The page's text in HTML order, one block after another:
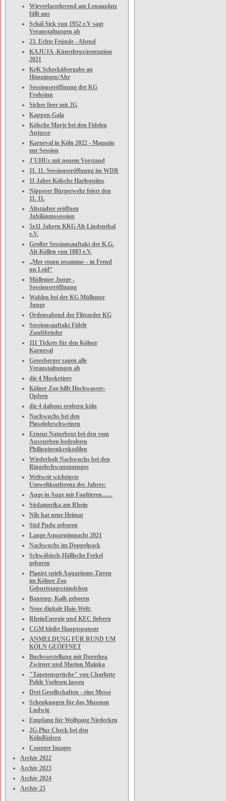
Wieverfastelovend am Lenauplatz
fällt aus
Schäl Sick vun 1952 e.V sagt
Veranstaltungen ab
23. Echte Fründe - Abend
KAJUJA -Künstlerpräsentation
2021
KrK Scheckübergabe an
Hönningen/Ahr
Sessionseröffnung der KG
Frohsinn
Sicher fiere mit 2G
Kappen-Gala
Kölsche Morje bei den Fidelen
Aujusse
Karneval in Köln 2022 - Magazin
zur Session
J`UHUs mit neuem Vorstand
11. 11. Sessionseröffnung im WDR
11 Jahre Kölsche Harlequiins
Nippeser Bürgerwehr feiert den
11. 11.
Altstädter eröffnen
Jubiläumssession
5x11 Jahren KKG Alt-Lindenthal
e.V.
Großer Sessionsauftakt der K.G.
Alt-Köllen vun 1883 e.V.
„Mer stonn zesamme – in Freud
un Leid“
Müllemer Junge -
Sessionseröffnung
Wahlen bei der KG Müllemer
Junge
Ordensabend der Flittarder KG
Sessionsauftakt Fidele
Zunftbrüder
111 Tickets für den Kölner
Karneval
Greesberger sagen alle
Veranstaltungen ab
die 4 Musketiere
Kölner Zoo hilft Hochwasser-
Opfern
die 4 daltons erobern köln
Nachwuchs bei den
Pinselohrschweinen
Erneut Naturbrut bei den vom
Aussterben bedrohten
Philippinenkrokodilen
Wiederholt Nachwuchs bei den
Ringelschwanzmungos
Weltweit wichtigste
Umweltkonferenz des Jahres:
Auge in Auge mit Faultieren.......
Südamerika am Rhein
Nils hat neue Heimat
Süd Pudu geboren
Lange Aquaruimnacht 2021
Nachwuchs im Doppelpack
Schwäbisch-Hällische Ferkel
geboren
Pianist spielt Aquariums-Tieren
im Kölner Zoo
Geburtstagsständchen
Banteng- Kalb geboren
Neue digitale Haie-Welt:
RheinEnergie und KEC fiebern
CGM bleibt Hauptsponsor
ANMELDUNG FÜR RUND UM
KÖLN GEÖFFNET
Buchvorstellung mit Dorothea
Zwirner und Marion Mainka
"Tapetensprüche" von Charlotte
Pohle Vorlesen lassen
Drei Gesellschaften - eine Messe
Schenkungen für das Museum
Ludwig
Empfang für Wolfgang Niedecken
2G-Plus Check bei den
KölnBädern
Counter Images
Archiv 2022
Archiv 2023
Archiv 2024
Archiv 25